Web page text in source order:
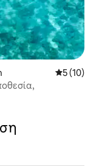
Μέση
5 (10)